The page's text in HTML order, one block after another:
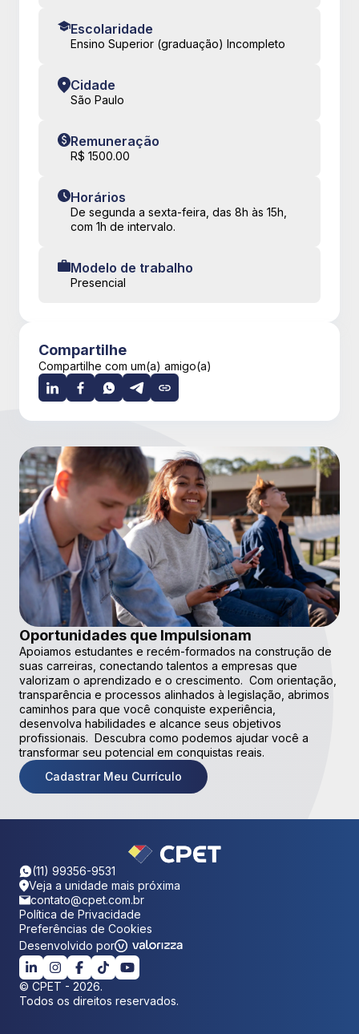
Escolaridade
Ensino Superior (graduação) Incompleto
Cidade
São Paulo
Remuneração
R$ 1500.00
Horários
De segunda a sexta-feira, das 8h às 15h,
com 1h de intervalo.
Modelo de trabalho
Presencial
Compartilhe
Compartilhe com um(a) amigo(a)
Oportunidades que Impulsionam
Apoiamos estudantes e recém-formados na construção de
suas carreiras, conectando talentos a empresas que
valorizam o aprendizado e o crescimento. Com orientação,
transparência e processos alinhados à legislação, abrimos
caminhos para que você conquiste experiência,
desenvolva habilidades e alcance seus objetivos
profissionais. Descubra como podemos ajudar você a
transformar seu potencial em conquistas reais.
Cadastrar Meu Currículo
(11) 99356-9531
Veja a unidade mais próxima
contato@cpet.com.br
Política de Privacidade
Preferências de Cookies
Desenvolvido por
© CPET - 2026.
Todos os direitos reservados.